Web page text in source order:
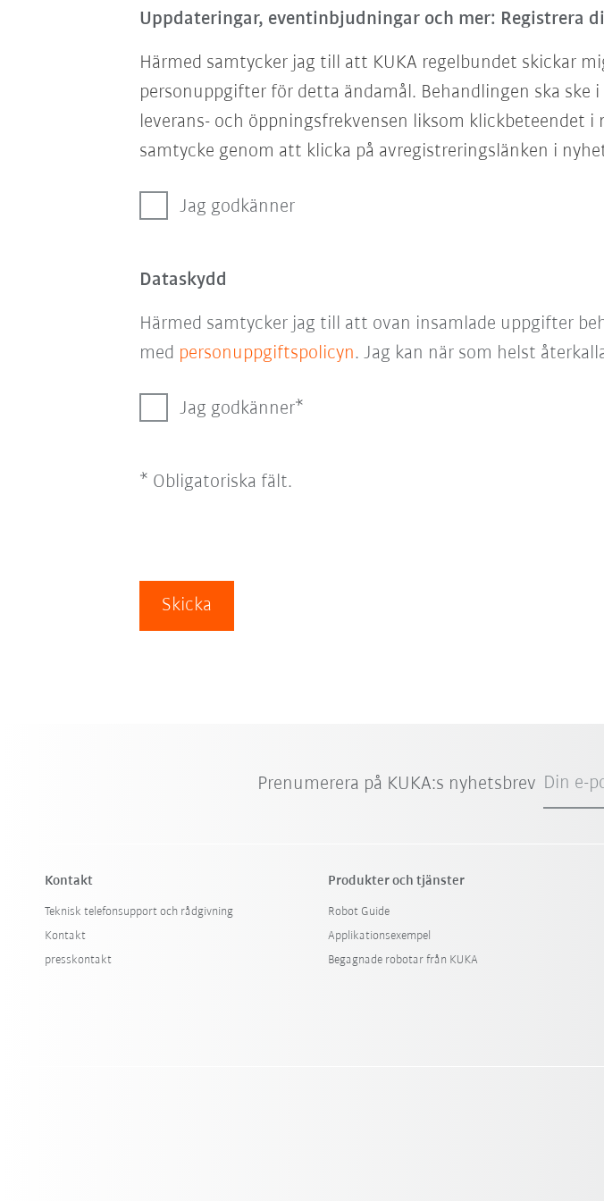
Uppdateringar, eventinbjudningar och mer: Registrera
Härmed samtycker jag till att KUKA regelbundet skickar
personuppgifter för detta ändamål. Behandlingen ska ske
leverans- och öppningsfrekvensen liksom klickbeteendet
samtycke genom att klicka på avregistreringslänken i
Jag godkänner
Dataskydd
Härmed samtycker jag till att ovan insamlade uppgifter
med personuppgiftspolicyn. Jag kan när som helst
Jag godkänner
* Obligatoriska fält.
Skicka
Prenumerera på KUKA:s nyhetsbrev Din e-
Kontakt
Teknisk telefonsupport och rådgivning
Kontakt
presskontakt
Produkter och tjänster
Robot Guide
Applikationsexempel
Begagnade robotar från KUKA